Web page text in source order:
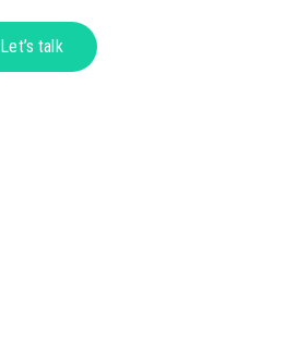
Let’s talk